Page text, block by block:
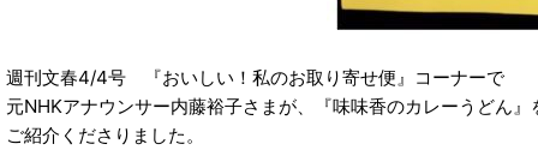
週刊文春4/4号 『おいしい！私のお取り寄せ便』コーナーで
元NHKアナウンサー内藤裕子さまが、『味味香のカレーうどん』
ご紹介くださりました。